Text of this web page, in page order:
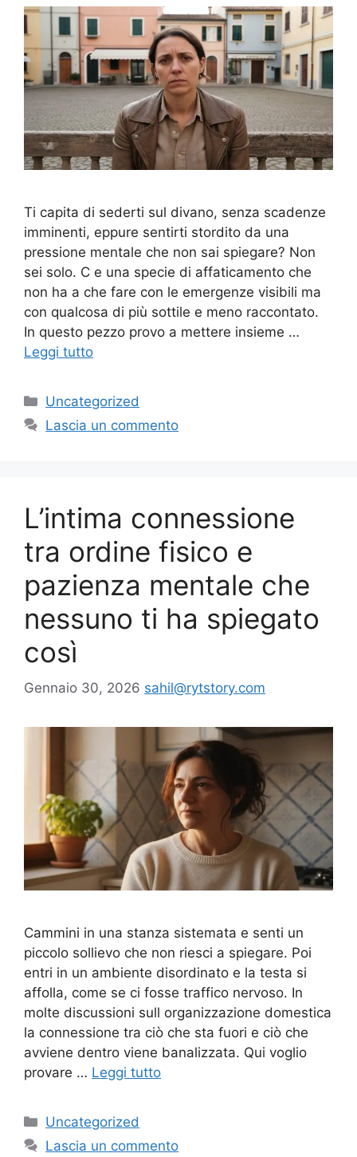
Ti capita di sederti sul divano, senza scadenze
imminenti, eppure sentirti stordito da una
pressione mentale che non sai spiegare? Non
sei solo. C e una specie di affaticamento che
non ha a che fare con le emergenze visibili ma
con qualcosa di più sottile e meno raccontato.
In questo pezzo provo a mettere insieme …
Leggi tutto
Categorie
Uncategorized
Lascia un commento
L’intima connessione
tra ordine fisico e
pazienza mentale che
nessuno ti ha spiegato
così
Gennaio 30, 2026 sahil@rytstory.com
Cammini in una stanza sistemata e senti un
piccolo sollievo che non riesci a spiegare. Poi
entri in un ambiente disordinato e la testa si
affolla, come se ci fosse traffico nervoso. In
molte discussioni sull organizzazione domestica
la connessione tra ciò che sta fuori e ciò che
avviene dentro viene banalizzata. Qui voglio
provare … Leggi tutto
Categorie
Uncategorized
Lascia un commento